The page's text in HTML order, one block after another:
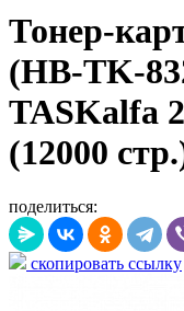
Тонер-
(HB-TK-
TASKalfa
(12000
поделиться:
скопировать ссылку